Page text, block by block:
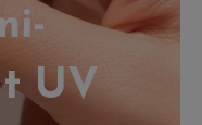
UV